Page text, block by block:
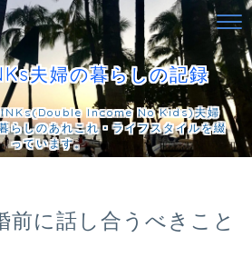
夫婦の暮らしの記録
Income No Kids)夫婦
らしのあれこれ・ライフスタイルを綴
っています。
前に話し合うべきこと